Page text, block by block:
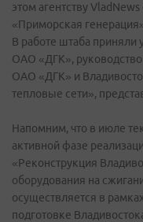
этом агентству
«Приморская
В работе штаба приняли
ОАО «ДГК»,
ОАО «ДГК» и
тепловые сети»,
Напомним, что в июле
активной фазе
«Реконструкция
оборудования на
осуществляется в
подготовке